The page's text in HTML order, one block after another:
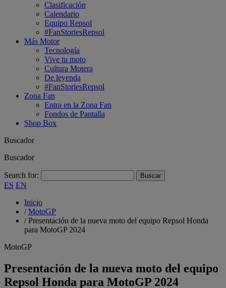
Clasificación
Calendario
Equipo Repsol
#FanStoriesRepsol
Más Motor
Tecnología
Vive tu moto
Cultura Motera
De leyenda
#FanStoriesRepsol
Zona Fan
Entra en la Zona Fan
Fondos de Pantalla
Shop Box
Buscador
Buscador
Search for:
ES EN
Inicio
/MotoGP
/Presentación de la nueva moto del equipo Repsol Honda
para MotoGP 2024
MotoGP
Presentación de la nueva moto del equipo
Repsol Honda para MotoGP 2024